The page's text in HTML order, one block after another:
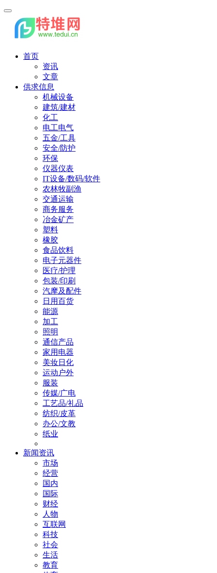
首页
资讯
文章
供求信息
机械设备
建筑/建材
化工
电工电气
五金/工具
安全/防护
环保
仪器仪表
IT设备/数码/软件
农林牧副渔
交通运输
商务服务
冶金矿产
塑料
橡胶
食品饮料
电子元器件
医疗/护理
包装/印刷
汽摩及配件
日用百货
能源
加工
照明
通信产品
家用电器
美妆日化
运动户外
服装
传媒/广电
工艺品/礼品
纺织/皮革
办公/文教
纸业
新闻资讯
市场
经营
国内
国际
财经
人物
互联网
科技
社会
生活
教育